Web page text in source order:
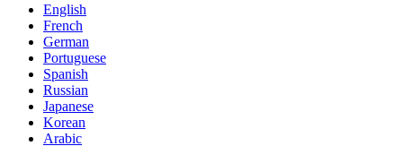
English
French
German
Portuguese
Spanish
Russian
Japanese
Korean
Arabic